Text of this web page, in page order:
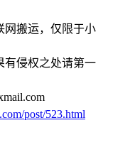
网搬运，仅限于小
有侵权之处请第一
post/523.html